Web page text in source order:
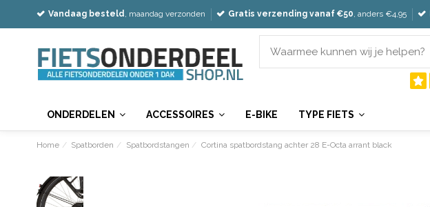
Vandaag besteld, maandag verzonden Gratis verzending vanaf €50, anders €4,95
ONDERDELEN ACCESSOIRES E-BIKE TYPE FIETS
Home Spatborden Spatbordstangen Cortina spatbordstang achter 28 E-Octa arrant black